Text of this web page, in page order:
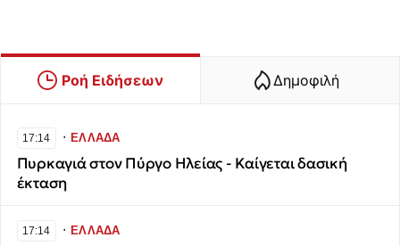
Ροή Ειδήσεων Δημοφιλή
17:14 ∙ΕΛΛΑΔΑ
Πυρκαγιά στον Πύργο Ηλείας - Καίγεται δασική
έκταση
17:14 ∙ΕΛΛΑΔΑ